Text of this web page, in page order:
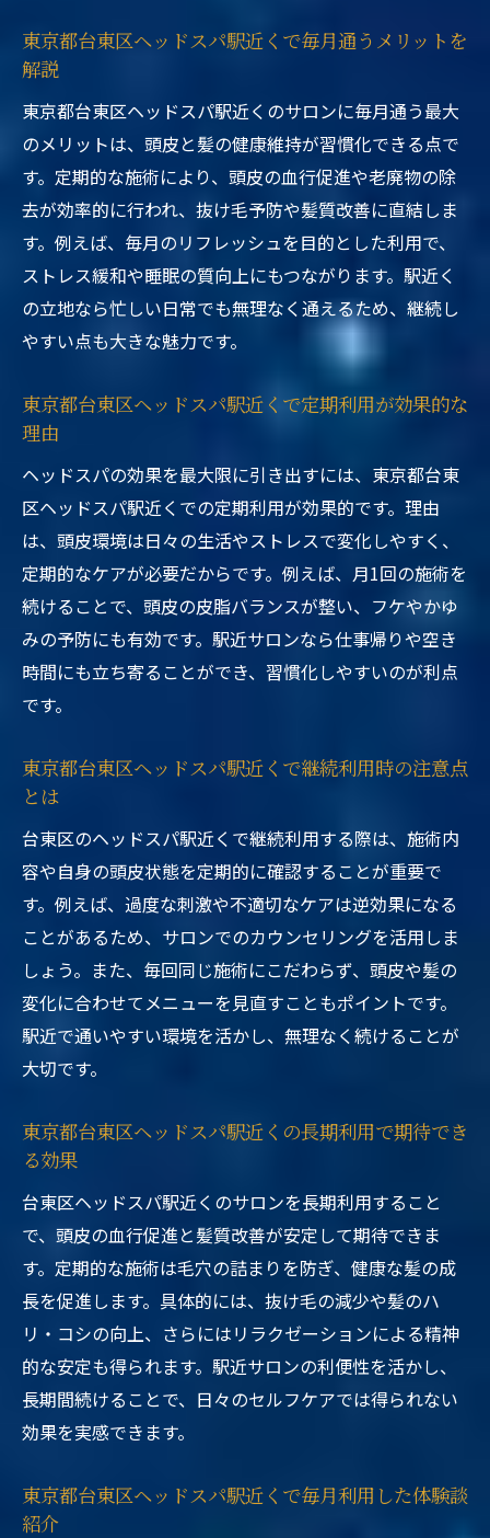
東京都台東区ヘッドスパ駅近くで毎月通うメリットを
解説
東京都台東区ヘッドスパ駅近くのサロンに毎月通う最大
のメリットは、頭皮と髪の健康維持が習慣化できる点で
す。定期的な施術により、頭皮の血行促進や老廃物の除
去が効率的に行われ、抜け毛予防や髪質改善に直結しま
す。例えば、毎月のリフレッシュを目的とした利用で、
ストレス緩和や睡眠の質向上にもつながります。駅近く
の立地なら忙しい日常でも無理なく通えるため、継続し
やすい点も大きな魅力です。
東京都台東区ヘッドスパ駅近くで定期利用が効果的な
理由
ヘッドスパの効果を最大限に引き出すには、東京都台東
区ヘッドスパ駅近くでの定期利用が効果的です。理由
は、頭皮環境は日々の生活やストレスで変化しやすく、
定期的なケアが必要だからです。例えば、月1回の施術を
続けることで、頭皮の皮脂バランスが整い、フケやかゆ
みの予防にも有効です。駅近サロンなら仕事帰りや空き
時間にも立ち寄ることができ、習慣化しやすいのが利点
です。
東京都台東区ヘッドスパ駅近くで継続利用時の注意点
とは
台東区のヘッドスパ駅近くで継続利用する際は、施術内
容や自身の頭皮状態を定期的に確認することが重要で
す。例えば、過度な刺激や不適切なケアは逆効果になる
ことがあるため、サロンでのカウンセリングを活用しま
しょう。また、毎回同じ施術にこだわらず、頭皮や髪の
変化に合わせてメニューを見直すこともポイントです。
駅近で通いやすい環境を活かし、無理なく続けることが
大切です。
東京都台東区ヘッドスパ駅近くの長期利用で期待でき
る効果
台東区ヘッドスパ駅近くのサロンを長期利用すること
で、頭皮の血行促進と髪質改善が安定して期待できま
す。定期的な施術は毛穴の詰まりを防ぎ、健康な髪の成
長を促進します。具体的には、抜け毛の減少や髪のハ
リ・コシの向上、さらにはリラクゼーションによる精神
的な安定も得られます。駅近サロンの利便性を活かし、
長期間続けることで、日々のセルフケアでは得られない
効果を実感できます。
東京都台東区ヘッドスパ駅近くで毎月利用した体験談
紹介